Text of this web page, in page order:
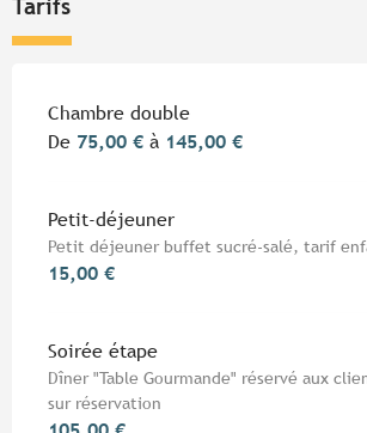
Tarifs
Tarifs 2026
Chambre double
De 75,00 € à 145,00 €
Petit-déjeuner
Petit déjeuner buffet sucré-salé, tarif
15,00 €
Soirée étape
Dîner "Table Gourmande" réservé aux
sur réservation